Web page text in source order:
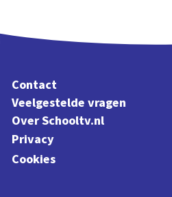
Contact
Veelgestelde vragen
Over Schooltv.nl
Privacy
Cookies